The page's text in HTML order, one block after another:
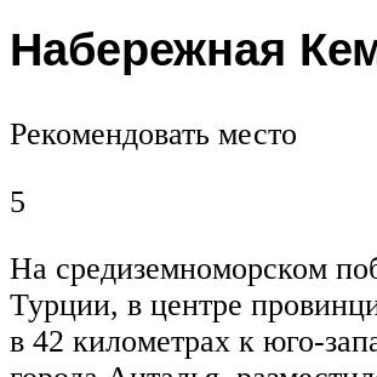
Набережная
Рекомендовать место
5
На средиземноморском
Турции, в центре
в 42 километрах к юго-